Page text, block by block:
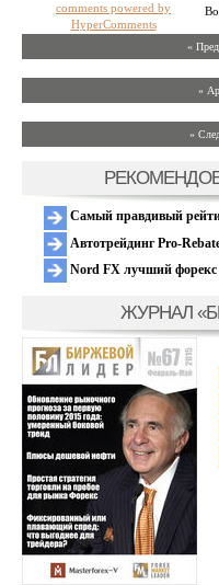
comments powered by
HyperComments
«
»
»
Самый правдивый
Автотрейдинг Pro-
Nord FX лучший форекс
ЖУРНАЛ